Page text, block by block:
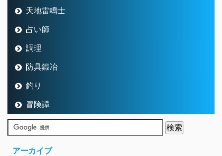
天地雷鳴士
占い師
調理
防具鍛冶
釣り
冒険譚
アーカイブ